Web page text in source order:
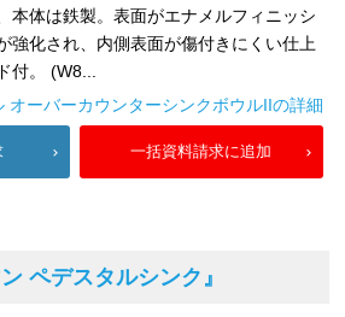
本体は鉄製。表面がエナメルフィニッシ
強化され、内側表面が傷付きにくい仕上
付。 (W8...
オーバーカウンターシンクボウルIIの詳細
一括資料請求に追加
ペデスタルシンク』